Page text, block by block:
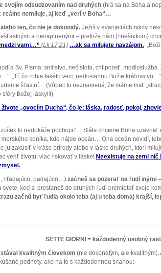
svojím odsudzovaním nad druhých (hrá sa na Boha a
reálne nemiluje, aj keď „verí v Boha“…
ten, čo nie je dokonalý. Ježiš v evanjeliách nikdy
a nenaplnenými – pretože nám (hriešnikom)
vami…“ (Lk 17,21) …ak sa milujete navzájom.
Sv. Písma: smilstvo, nečistota, chlipnosť,
„Tí, čo robia takéto veci, nedosiahnu Božie kráľovstvo…“
šťastní… (Vôbec to neznamená, že máme mať
Božej lásky!!!)
„ovocím Ducha“, čo je: láska, radosť, pokoj,
to nedokáže pochopiť… Stále chceme Boha
koníka, kde nájde oceán… Ona oceán nevidí,
ju zakúsiť v kráse prírody alebo v láske druhých, ktorí
veriť životu, viac riskovať v láske! Neexistuje na zemi
hľadajúco, padajúco…) začneš sa pozerať na ľudí inými
keď si prestaneš do druhých ľudí premietať svoje
začnú byť ľudia okolo teba (aj u teba doma) krajší,
SETTE GIORNI = každodenný osobný rast
kvalitným človekom (nie dokonalým, ale
podnety, ako na to s každodennou snahou: